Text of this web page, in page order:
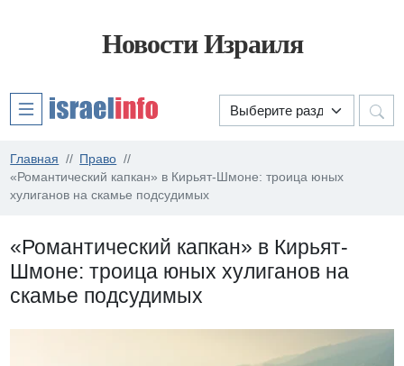
Новости Израиля
Главная
Право
«Романтический капкан» в Кирьят-Шмоне: троица юных
хулиганов на скамье подсудимых
«Романтический капкан» в Кирьят-
Шмоне: троица юных хулиганов на
скамье подсудимых